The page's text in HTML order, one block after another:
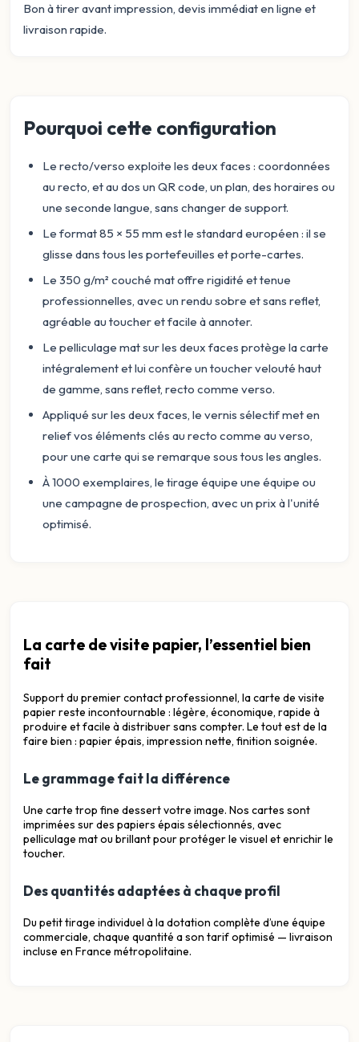
Bon à tirer avant impression, devis immédiat en ligne et
livraison rapide.
Pourquoi cette configuration
Le recto/verso exploite les deux faces : coordonnées
au recto, et au dos un QR code, un plan, des horaires ou
une seconde langue, sans changer de support.
Le format 85 × 55 mm est le standard européen : il se
glisse dans tous les portefeuilles et porte-cartes.
Le 350 g/m² couché mat offre rigidité et tenue
professionnelles, avec un rendu sobre et sans reflet,
agréable au toucher et facile à annoter.
Le pelliculage mat sur les deux faces protège la carte
intégralement et lui confère un toucher velouté haut
de gamme, sans reflet, recto comme verso.
Appliqué sur les deux faces, le vernis sélectif met en
relief vos éléments clés au recto comme au verso,
pour une carte qui se remarque sous tous les angles.
À 1000 exemplaires, le tirage équipe une équipe ou
une campagne de prospection, avec un prix à l'unité
optimisé.
La carte de visite papier, l’essentiel bien
fait
Support du premier contact professionnel, la carte de visite
papier reste incontournable : légère, économique, rapide à
produire et facile à distribuer sans compter. Le tout est de la
faire bien : papier épais, impression nette, finition soignée.
Le grammage fait la différence
Une carte trop fine dessert votre image. Nos cartes sont
imprimées sur des papiers épais sélectionnés, avec
pelliculage mat ou brillant pour protéger le visuel et enrichir le
toucher.
Des quantités adaptées à chaque profil
Du petit tirage individuel à la dotation complète d’une équipe
commerciale, chaque quantité a son tarif optimisé — livraison
incluse en France métropolitaine.